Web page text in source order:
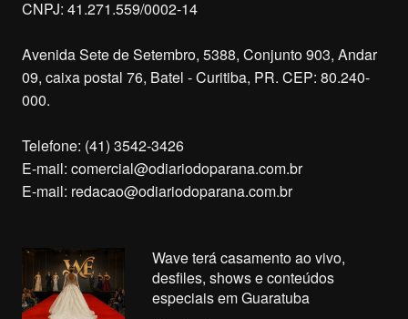
CNPJ: 41.271.559/0002-14
Avenida Sete de Setembro, 5388, Conjunto 903, Andar
09, caixa postal 76, Batel - Curitiba, PR. CEP: 80.240-
000.
Telefone: (41) 3542-3426
E-mail: comercial@odiariodoparana.com.br
E-mail: redacao@odiariodoparana.com.br
Wave terá casamento ao vivo,
desfiles, shows e conteúdos
especiais em Guaratuba